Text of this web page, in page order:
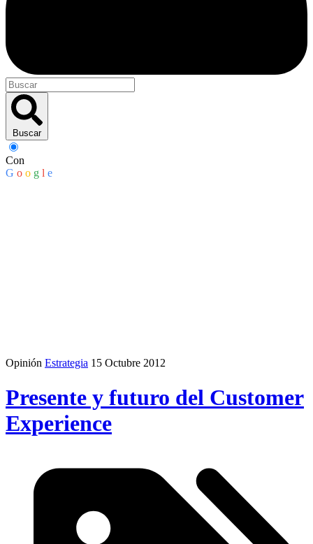
Buscar
Con
G o o g l e
Opinión Estrategia 15 Octubre 2012
Presente y futuro del Customer
Experience